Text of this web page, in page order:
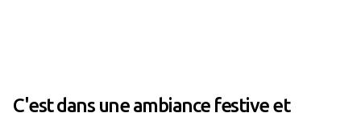
C'est dans une ambiance festive et